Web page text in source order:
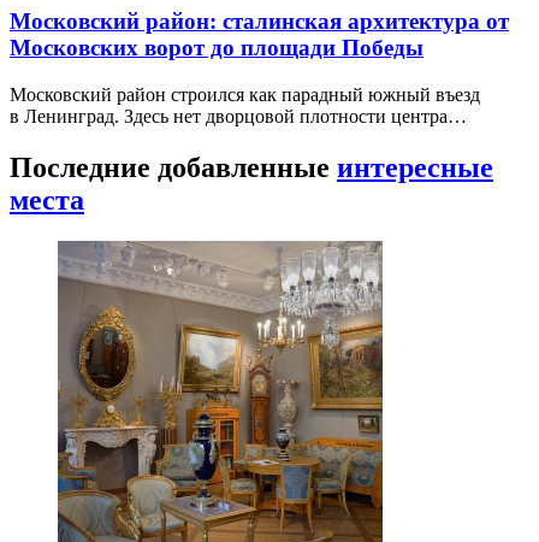
Московский район: сталинская архитектура от
Московских ворот до площади Победы
Московский район строился как парадный южный въезд
в Ленинград. Здесь нет дворцовой плотности центра…
Последние добавленные интересные
места